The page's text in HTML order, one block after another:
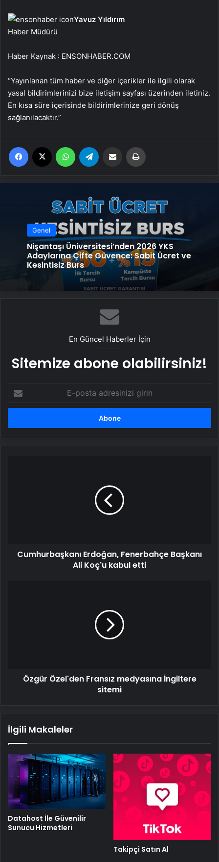
Yavuz Yıldırım
Haber Müdürü
Haber Kaynak : ENSONHABER.COM
“Yayınlanan tüm haber ve diğer içerikler ile ilgili olarak
yasal bildirimlerinizi bize iletişim sayfası üzerinden iletiniz.
En kısa süre içerisinde bildirimlerinize geri dönüş
sağlanılacaktır.”
Facebook WhatsApp Email'den paylaş
Genel
Nişantaşı Üniversitesi’nden 2026 YKS
Adaylarına Çifte Güvence: Sabit Ücret ve
Kesintisiz Burs
En Güncel Haberler İçin
Sitemize abone olabilirsiniz!
posta
adresinizi
Cumhurbaşkanı Erdoğan, Fenerbahçe Başkanı
Ali Koç'u kabul etti
Özgür Özel'den Fransız medyasına İngiltere
sitemi
İlgili Makaleler
Datahost İle Güvenilir
Sunucu Hizmetleri
Takipçi Satın Al